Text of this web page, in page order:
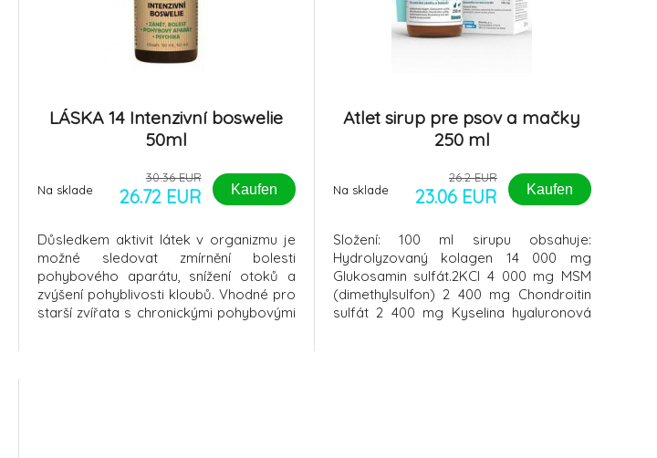
LÁSKA 14 Intenzivní boswelie
50ml
Na sklade
30.36 EUR
26.72 EUR Kaufen
Důsledkem aktivit látek v organizmu je
možné sledovat zmírnění bolesti
pohybového aparátu, snížení otoků a
zvýšení pohyblivosti kloubů. Vhodné pro
starší zvířata s chronickými pohybovými
Atlet sirup pre psov a mačky
250 ml
Na sklade
26.2 EUR
23.06 EUR Kaufen
Složení: 100 ml sirupu obsahuje:
Hydrolyzovaný kolagen 14 000 mg
Glukosamin sulfát.2KCl 4 000 mg MSM
(dimethylsulfon) 2 400 mg Chondroitin
sulfát 2 400 mg Kyselina hyaluronová